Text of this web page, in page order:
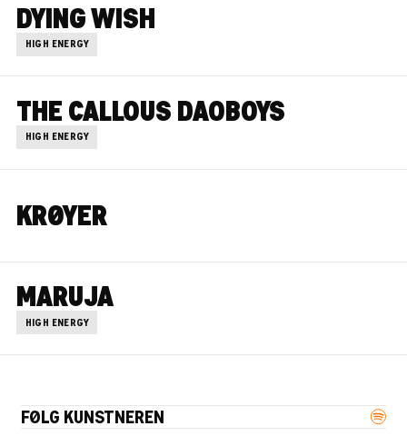
DYING WISH
HIGH ENERGY
THE CALLOUS DAOBOYS
HIGH ENERGY
KRØYER
MARUJA
HIGH ENERGY
FØLG KUNSTNEREN